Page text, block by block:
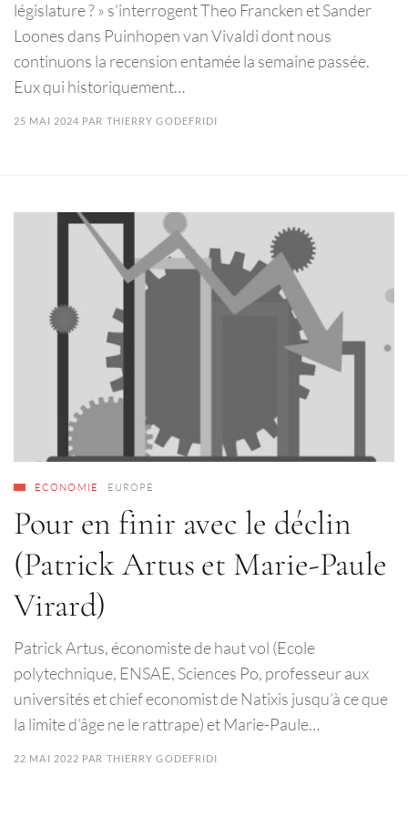
législature ? » s’interrogent Theo Francken et Sander
Loones dans Puinhopen van Vivaldi dont nous
continuons la recension entamée la semaine passée.
Eux qui historiquement…
25 MAI 2024 PAR THIERRY GODEFRIDI
ECONOMIE EUROPE
Pour en finir avec le déclin
(Patrick Artus et Marie-Paule
Virard)
Patrick Artus, économiste de haut vol (Ecole
polytechnique, ENSAE, Sciences Po, professeur aux
universités et chief economist de Natixis jusqu’à ce que
la limite d’âge ne le rattrape) et Marie-Paule…
22 MAI 2022 PAR THIERRY GODEFRIDI